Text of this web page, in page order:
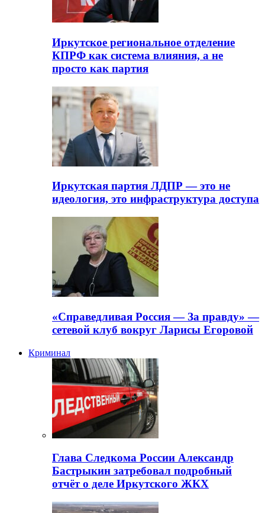
Иркутское региональное отделение
КПРФ как система влияния, а не
просто как партия
Иркутская партия ЛДПР — это не
идеология, это инфраструктура доступа
«Справедливая Россия — За правду» —
сетевой клуб вокруг Ларисы Егоровой
Криминал
Глава Следкома России Александр
Бастрыкин затребовал подробный
отчёт о деле Иркутского ЖКХ